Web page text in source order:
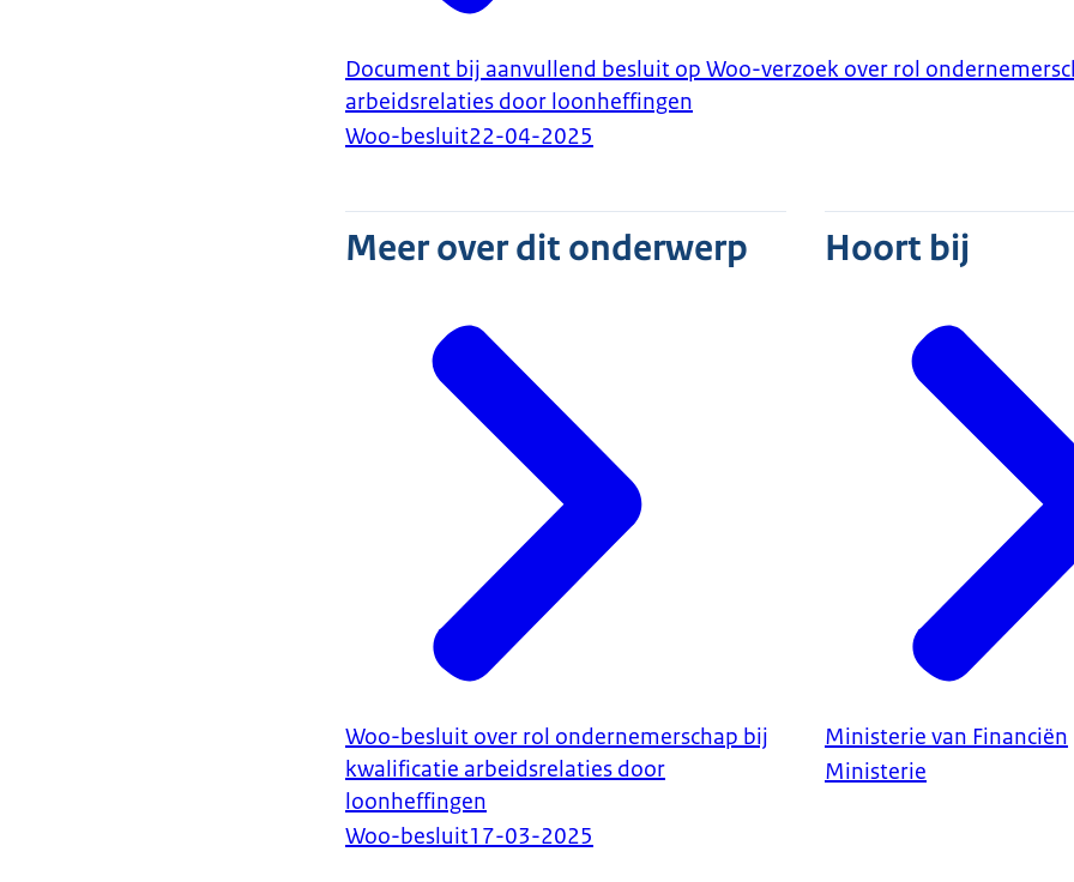
Document bij aanvullend besluit op Woo-verzoek over rol
arbeidsrelaties door loonheffingen
Woo-besluit22-04-2025
Meer over dit onderwerp
Woo-besluit over rol ondernemerschap bij
kwalificatie arbeidsrelaties door
loonheffingen
Woo-besluit17-03-2025
Hoort bij
Ministerie van Financiën
Ministerie